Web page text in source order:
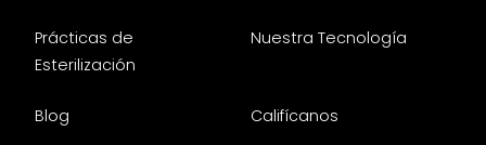
Prácticas de
Esterilización
Nuestra Tecnología
Blog Califícanos